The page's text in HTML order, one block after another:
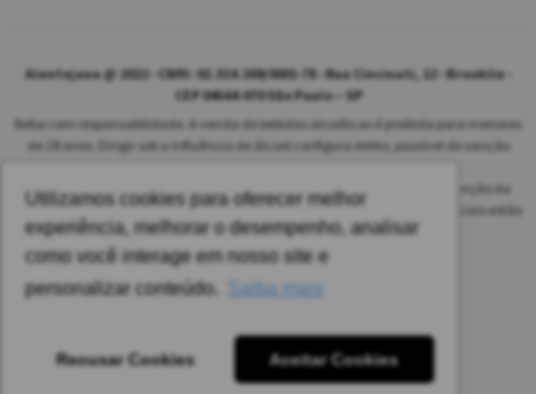
Utilizamos cookies para oferecer melhor
experiência, melhorar o desempenho, analisar
como você interage em nosso site e
personalizar conteúdo.
Saiba mais
Recusar Cookies Aceitar Cookies
Alentejana @ 2022 - CNPJ: 02.314.269/0001-78 - Rua Cincinati, 12 - Brooklin -
CEP 04564-070 São Paulo – SP
Beba com responsabilidade. A venda de bebidas alcoólicas é proibida para menores
de 18 anos. Dirigir sob a influência de álcool configura delito, passível de sanção
As safras dos vinhos poderão ser diferentes das informadas no site em função da
disponibilidade do nosso estoque. Alteração de preços e condições comerciais estão
sujeitas a alteração sem aviso prévio.
Pedido mínimo: R$ 1.650,00 para todas as regiões.
Imagens meramente ilustrativas.